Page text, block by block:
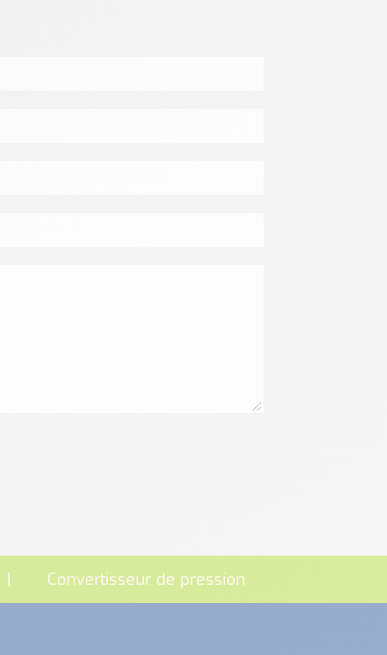
Convertisseur de pression